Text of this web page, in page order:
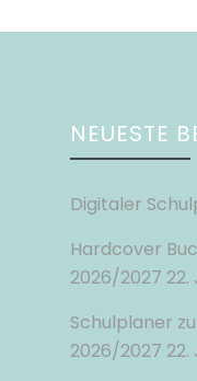
NEUESTE
Digitaler
Hardcover
2026/2027 22.
Schulplaner
2026/2027 22.